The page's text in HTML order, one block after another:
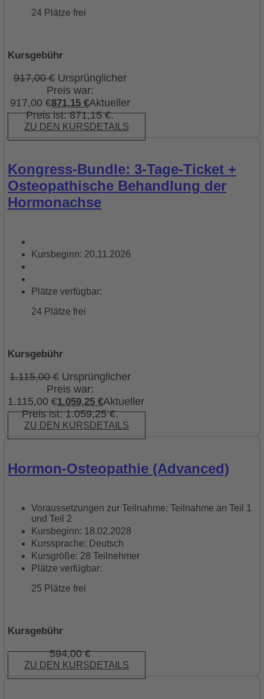
24 Plätze frei
Kursgebühr
917,00€ Ursprünglicher
Preis war:
917,00 €871,15 €Aktueller
Preis ist: 871,15 €.
ZU DEN KURSDETAILS
Kongress-Bundle: 3-Tage-Ticket +
Osteopathische Behandlung der
Hormonachse
Kursbeginn: 20.11.2026
Plätze verfügbar:
24 Plätze frei
Kursgebühr
1.115,00€ Ursprünglicher
Preis war:
1.115,00 €1.059,25 €Aktueller
Preis ist: 1.059,25 €.
ZU DEN KURSDETAILS
Hormon-Osteopathie (Advanced)
Voraussetzungen zur Teilnahme: Teilnahme an Teil 1
und Teil 2
Kursbeginn: 18.02.2028
Kurssprache: Deutsch
Kursgröße: 28 Teilnehmer
Plätze verfügbar:
25 Plätze frei
Kursgebühr
594,00€
ZU DEN KURSDETAILS